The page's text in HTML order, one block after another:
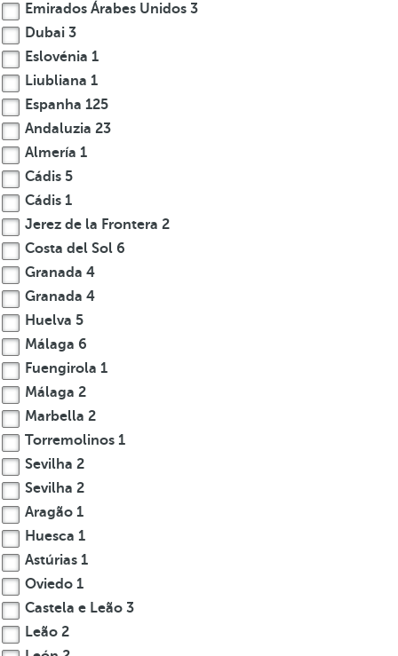
Emirados Árabes Unidos 3
Dubai 3
Eslovénia 1
Liubliana 1
Espanha 125
Andaluzia 23
Almería 1
Cádis 5
Cádis 1
Jerez de la Frontera 2
Costa del Sol 6
Granada 4
Granada 4
Huelva 5
Málaga 6
Fuengirola 1
Málaga 2
Marbella 2
Torremolinos 1
Sevilha 2
Sevilha 2
Aragão 1
Huesca 1
Astúrias 1
Oviedo 1
Castela e Leão 3
Leão 2